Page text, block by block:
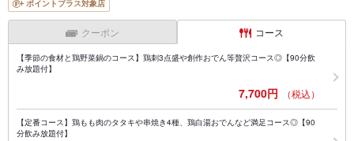
ポイントプラス対象店
クーポン コース
【季節の食材と鶏野菜鍋のコース】鶏刺3点盛や創作おでん等贅沢コース◎【90分飲
み放題付】
7,700円 （税込）
【定番コース】鶏もも肉のタタキや串焼き4種、鶏白湯おでんなど満足コース◎【90
分飲み放題付】